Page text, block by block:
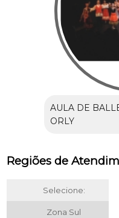
AULA DE
ORLY
Regiões de
Selecione:
Zona Sul